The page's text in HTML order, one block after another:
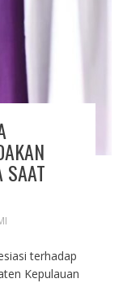
SAAT
terhadap
Kepulauan